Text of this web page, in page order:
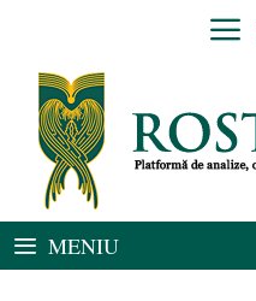
conținut
MENIU